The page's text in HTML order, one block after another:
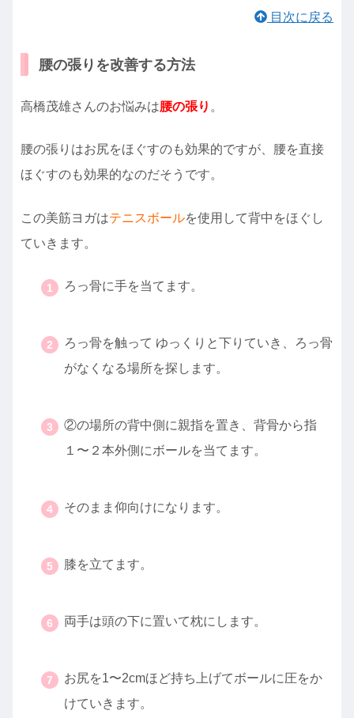
目次に戻る
腰の張りを改善する方法
高橋茂雄さんのお悩みは腰の張り 。
腰の張りはお尻をほぐすのも効果的ですが、腰を直接
ほぐすのも効果的なのだそうです。
この美筋ヨガはテニスボールを使用して背中をほぐし
ていきます。
ろっ骨に手を当てます。
ろっ骨を触って ゆっくりと下りていき、ろっ骨
がなくなる場所を探します。
②の場所の背中側に親指を置き、背骨から指
１〜２本外側にボールを当てます。
そのまま仰向けになります。
膝を立てます。
両手は頭の下に置いて枕にします。
お尻を1〜2cmほど持ち上げてボールに圧をか
けていきます。